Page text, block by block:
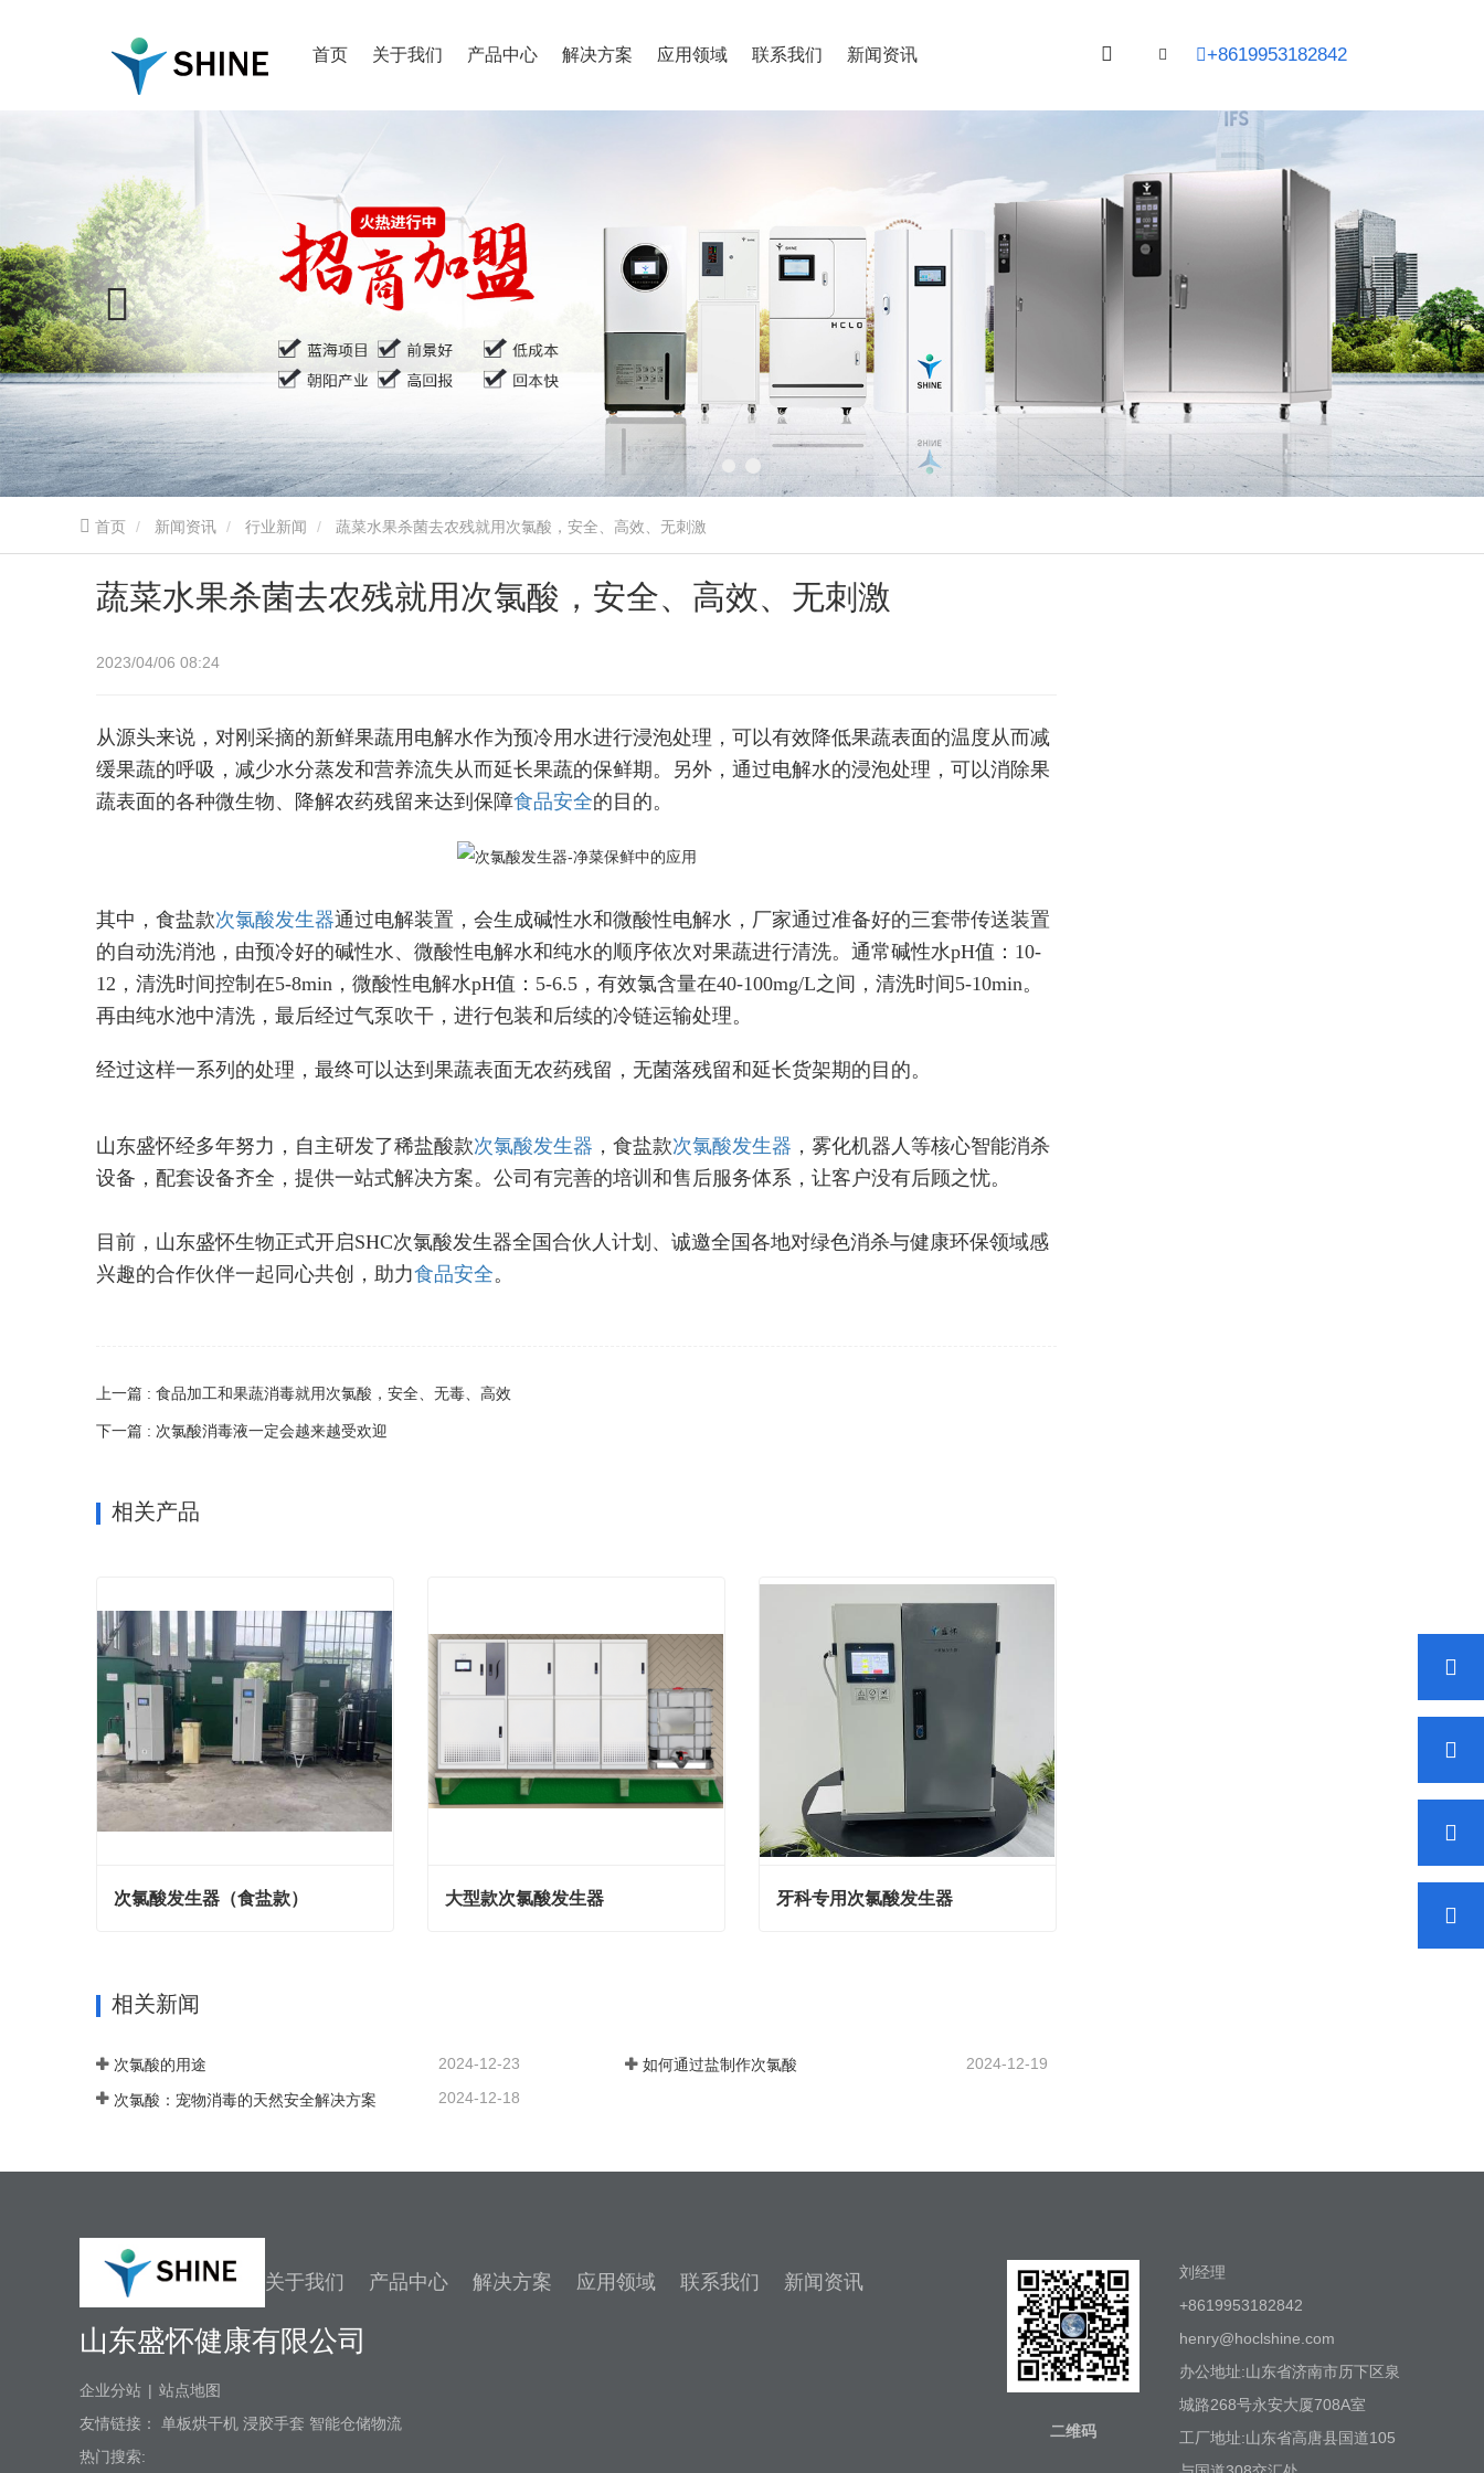
首页 关于我们 产品中心 解决方案 应用领域 联系我们 新闻资讯 +8619953182842
首页 新闻资讯 行业新闻 蔬菜水果杀菌去农残就用次氯酸，安全、高效、无刺激
蔬菜水果杀菌去农残就用次氯酸，安全、高效、无刺激
2023/04/06 08:24
从源头来说，对刚采摘的新鲜果蔬用电解水作为预冷用水进行浸泡处理，可以有效降低果蔬表面的温度从而减
缓果蔬的呼吸，减少水分蒸发和营养流失从而延长果蔬的保鲜期。另外，通过电解水的浸泡处理，可以消除果
蔬表面的各种微生物、降解农药残留来达到保障食品安全的目的。
其中，食盐款次氯酸发生器通过电解装置，会生成碱性水和微酸性电解水，厂家通过准备好的三套带传送装置
的自动洗消池，由预冷好的碱性水、微酸性电解水和纯水的顺序依次对果蔬进行清洗。通常碱性水pH值：10-
12，清洗时间控制在5-8min，微酸性电解水pH值：5-6.5，有效氯含量在40-100mg/L之间，清洗时间5-10min。
再由纯水池中清洗，最后经过气泵吹干，进行包装和后续的冷链运输处理。
经过这样一系列的处理，最终可以达到果蔬表面无农药残留，无菌落残留和延长货架期的目的。
山东盛怀经多年努力，自主研发了稀盐酸款次氯酸发生器 ，食盐款次氯酸发生器 ，雾化机器人等核心智能消杀
设备，配套设备齐全，提供一站式解决方案。公司有完善的培训和售后服务体系，让客户没有后顾之忧。
目前，山东盛怀生物正式开启SHC次氯酸发生器全国合伙人计划、诚邀全国各地对绿色消杀与健康环保领域感
兴趣的合作伙伴一起同心共创，助力食品安全。
上一篇 : 食品加工和果蔬消毒就用次氯酸，安全、无毒、高效
下一篇 : 次氯酸消毒液一定会越来越受欢迎
相关产品
次氯酸发生器（食盐款） 大型款次氯酸发生器 牙科专用次氯酸发生器
相关新闻
次氯酸的用途 2024-12-23 如何通过盐制作次氯酸 2024-12-19
次氯酸：宠物消毒的天然安全解决方案 2024-12-18
山东盛怀健康有限公司
企业分站 | 站点地图
友情链接： 单板烘干机 浸胶手套 智能仓储物流
热门搜索:
关于我们 产品中心 解决方案 应用领域 联系我们 新闻资讯
二维码
刘经理
+8619953182842
henry@hoclshine.com
办公地址:山东省济南市历下区泉
城路268号永安大厦708A室
工厂地址:山东省高唐县国道105